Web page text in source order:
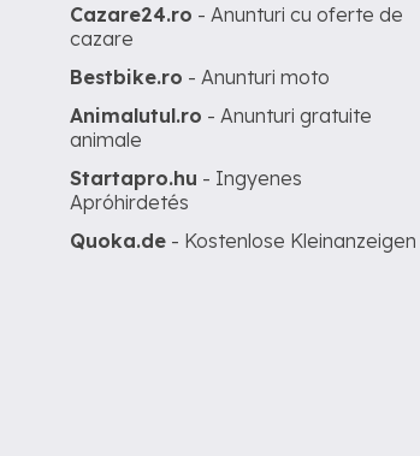
Cazare24.ro - Anunturi cu oferte de
cazare
Bestbike.ro - Anunturi moto
Animalutul.ro - Anunturi gratuite
animale
Startapro.hu - Ingyenes
Apróhirdetés
Quoka.de - Kostenlose Kleinanzeigen